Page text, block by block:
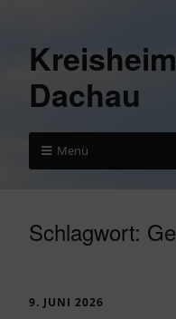
Dachau
Menü
Schlagwort:
9. JUNI 2026